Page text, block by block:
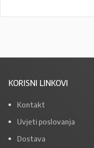
KORISNI LINKOVI
Kontakt
Uvjeti poslovanja
Dostava